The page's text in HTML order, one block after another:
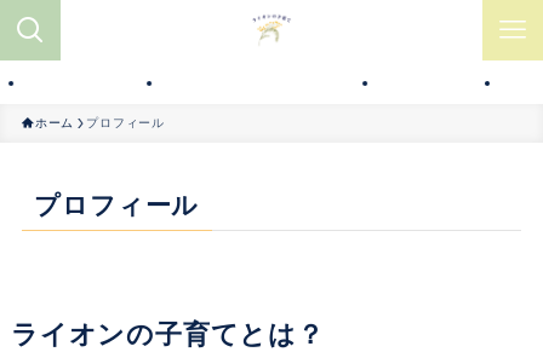
子育てアイテム お部屋作り・おうちモンテ 知育おもちゃ
ホーム プロフィール
プロフィール
ライオンの子育てとは？